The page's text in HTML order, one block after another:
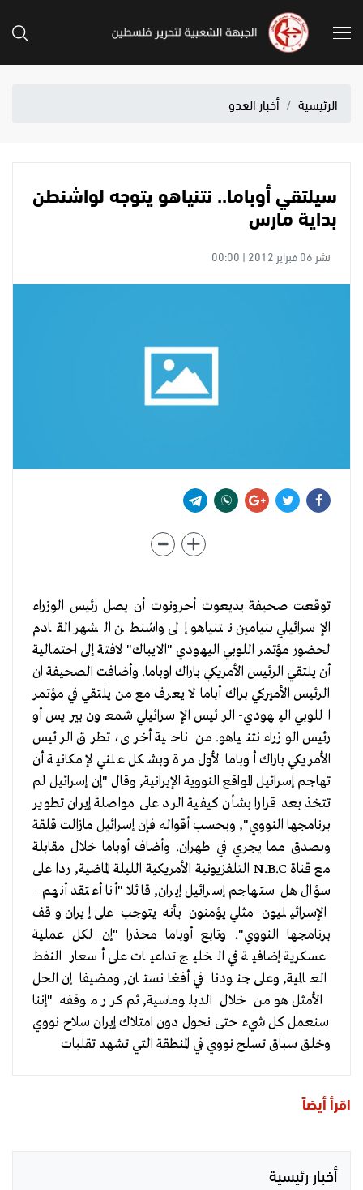
الرئيسية أخبار العدو
سيلتقي أوباما.. نتنياهو يتوجه لواشنطن
بداية مارس
نشر 06 فبراير 2012 | 00:00
توقعت صحيفة يديعوت أحرونوت أن يصل رئيس الوزراء
الإسرائيلي بنيامين نتنياهو إلى واشنطن الشهر القادم
لحضور مؤتمر اللوبي اليهودي "الايباك" لافتة إلى احتمالية
أن يلتقي الرئيس الأمريكي باراك اوباما. وأضافت الصحيفة ان
الرئيس الأميركي براك أباما لا يعرف مع من يلتقي في مؤتمر
اللوبي اليهودي- الرئيس الإسرائيلي شمعون بيريس أو
رئيس الوزراء نتنياهو. من ناحية أخرى، تطرق الرئيس
الأمريكي باراك أوباما لأول مرة وبشكل علني لإمكانية أن
تهاجم إسرائيل المواقع النووية الإيرانية, وقال "إن إسرائيل لم
تتخذ بعد قرارا بشأن كيفية الرد على مواصلة إيران تطوير
برنامجها النووي", وبحسب أقواله فإن إسرائيل مازالت قلقة
وبصدق مما يجري في طهران. وأضاف أوباما خلال مقابلة
مع قناة N.B.C التلفزيونية الأمريكية الليلة الماضية, ردا على
سؤال هل ستهاجم إسرائيل إيران, قائلا "أنا أعتقد أنهم –
الإسرائيليون- مثلي يؤمنون بأنه يتوجب على إيران وقف
برنامجها النووي". وتابع أوباما محذرا "إن لكل عملية
عسكرية إضافية في الخليج تداعيات على أسعار النفط
العالمية, وعلى جنودنا في أفغانستان, ومضيفا إن الحل
الأمثل هو من خلال الدبلوماسية, ثم كرر موقفه "إننا
سنعمل كل شيء حتى نحول دون امتلاك إيران سلاح نووي
وخلق سباق تسلح نووي في المنطقة التي تشهد تقلبات
اقرأ أيضاً
أخبار رئيسية